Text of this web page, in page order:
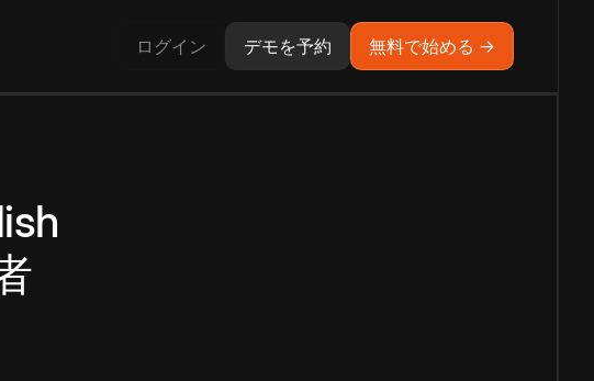
ログイン デモを予約 無料で始める →